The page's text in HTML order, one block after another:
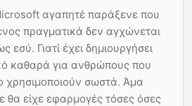
αγαπητέ παράξενε που
πραγματικά δεν αγχώνεται
εσύ. Γιατί έχει δημιουργήσει
καθαρά για ανθρώπους που
χρησιμοποιούν σωστά. Άμα
θα είχε εφαρμογές τόσες όσες